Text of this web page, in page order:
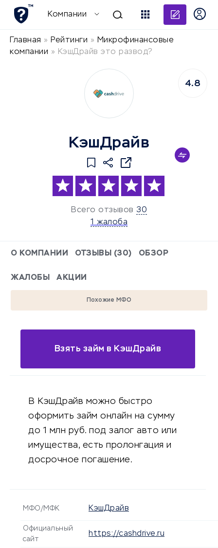
Компании
Главная » Рейтинги » Микрофинансовые
компании » КэшДрайв это развод?
КэшДрайв
Всего отзывов 30
1 жалоба
4.8
О КОМПАНИИ ОТЗЫВЫ (30) ОБЗОР
ЖАЛОБЫ АКЦИИ
Похожие МФО
Взять займ в КэшДрайв
В КэшДрайв можно быстро
оформить займ онлайн на сумму
до 1 млн руб. под залог авто или
имущества, есть пролонгация и
досрочное погашение.
МФО/МФК КэшДрайв
Официальный
сайт
https://cashdrive.ru